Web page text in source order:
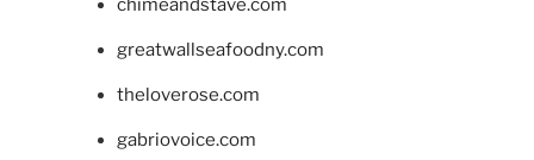
chimeandstave.com
greatwallseafoodny.com
theloverose.com
gabriovoice.com